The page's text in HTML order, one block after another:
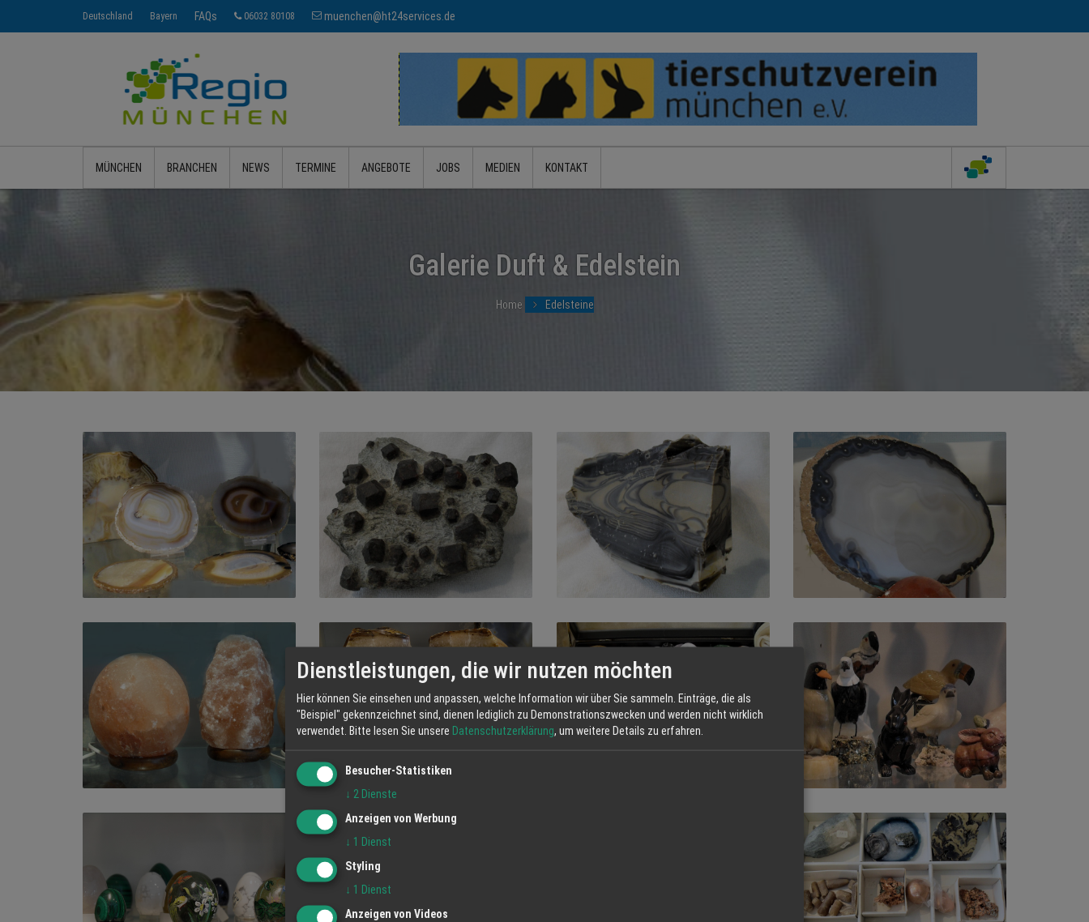
Deutschland Bayern FAQs 06032 80108 muenchen@ht24services.de
MÜNCHEN BRANCHEN NEWS TERMINE ANGEBOTE JOBS MEDIEN KONTAKT
Galerie Duft & Edelstein
Home Edelsteine
Dienstleistungen, die wir nutzen möchten
Hier können Sie einsehen und anpassen, welche Information wir über Sie sammeln. Einträge, die als
"Beispiel" gekennzeichnet sind, dienen lediglich zu Demonstrationszwecken und werden nicht wirklich
verwendet. Bitte lesen Sie unsere Datenschutzerklärung, um weitere Details zu erfahren.
Besucher-Statistiken
↓ 2 Dienste
Anzeigen von Werbung
↓ 1 Dienst
Styling
↓ 1 Dienst
Anzeigen von Videos